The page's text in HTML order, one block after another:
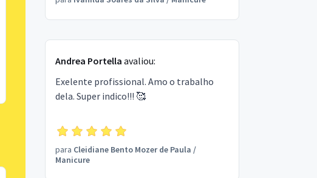
Andrea Portella avaliou:
Exelente profissional. Amo o trabalho
dela. Super indico!!! 🥰
para Cleidiane Bento Mozer de Paula /
Manicure